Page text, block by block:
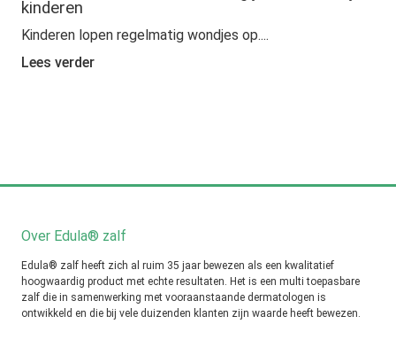
kinderen
Kinderen lopen regelmatig wondjes op....
Lees verder
Over Edula® zalf
Edula® zalf heeft zich al ruim 35 jaar bewezen als een kwalitatief
hoogwaardig product met echte resultaten. Het is een multi toepasbare
zalf die in samenwerking met vooraanstaande dermatologen is
ontwikkeld en die bij vele duizenden klanten zijn waarde heeft bewezen.